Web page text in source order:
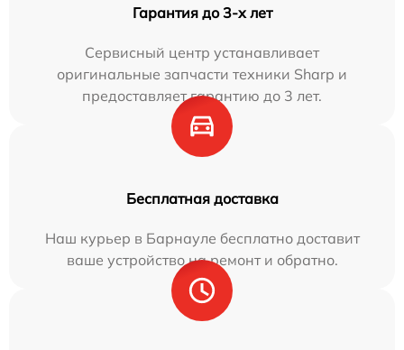
Гарантия до 3-х лет
Сервисный центр устанавливает
оригинальные запчасти техники Sharp и
предоставляет гарантию до 3 лет.
Бесплатная доставка
Наш курьер в Барнауле бесплатно доставит
ваше устройство на ремонт и обратно.